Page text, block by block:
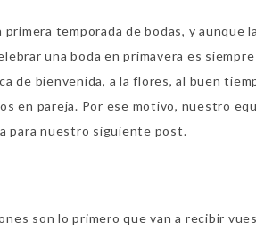
temporada de bodas, y aunque
una boda en primavera es siempre
de bienvenida, a la flores, al buen
en pareja. Por ese motivo, nuestro
para nuestro siguiente post.
son lo primero que van a recibir